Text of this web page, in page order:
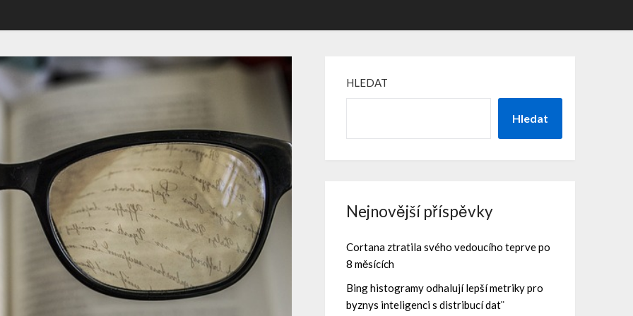
HLEDAT
Hledat
Nejnovější příspěvky
Cortana ztratila svého vedoucího teprve po
8 měsících
Bing histogramy odhalují lepší metriky pro
byznys inteligenci s distribucí dat¨